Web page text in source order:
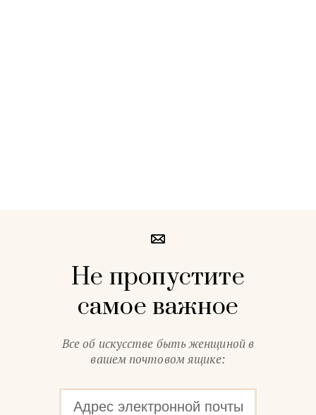
Не пропустите
самое важное
Все об искусстве быть женщиной в
вашем почтовом ящике: